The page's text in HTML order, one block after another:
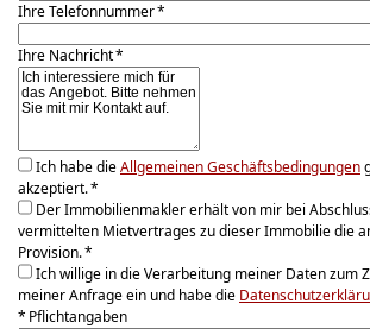
Ihre Telefonnummer *
Ihre Nachricht *
Ich habe dieAllgemeinen Geschäftsbedingungen
akzeptiert. *
Der Immobilienmakler erhält von mir bei
vermittelten Mietvertrages zu dieser Immobilie die
Provision. *
Ich willige in die Verarbeitung meiner Daten zum
meiner Anfrage ein und habe die
* Pflichtangaben